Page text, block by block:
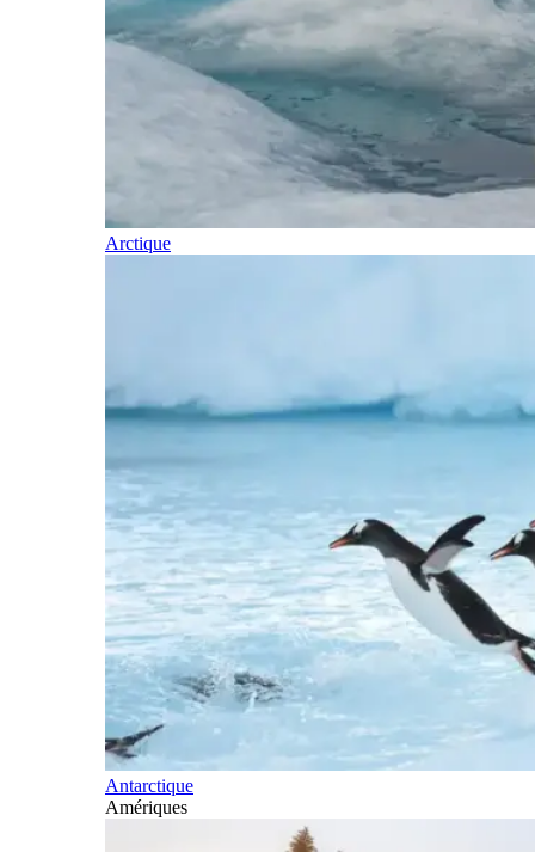
Arctique
Antarctique
Amériques